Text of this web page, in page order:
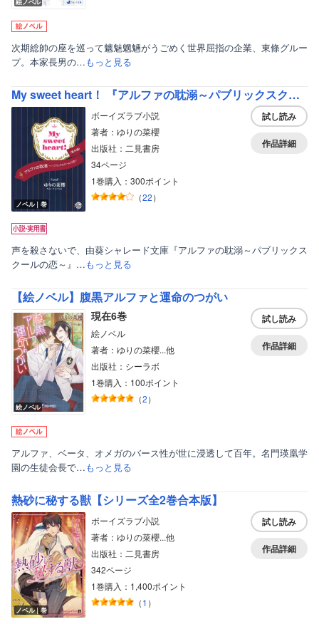
次期総帥の座を巡って魑魅魍魎がうごめく世界屈指の企業、東條グルー
プ。本家長男の…もっと見る
My sweet heart！ 『アルファの耽溺～パブリックスクールの恋～』番外編
ノベル｜巻
ボーイズラブ小説
著者：ゆりの菜櫻
出版社：二見書房
34ページ
1巻購入：300ポイント
（22）
試し読み
作品詳細
声を殺さないで、由葵シャレード文庫『アルファの耽溺～パブリックス
クールの恋～』…もっと見る
【絵ノベル】腹黒アルファと運命のつがい
絵ノベル
現在6巻
絵ノベル
著者：ゆりの菜櫻...他
出版社：シーラボ
1巻購入：100ポイント
（2）
試し読み
作品詳細
アルファ、ベータ、オメガのバース性が世に浸透して百年。名門瑛凰学
園の生徒会長で…もっと見る
熱砂に秘する獣【シリーズ全2巻合本版】
ノベル｜巻
ボーイズラブ小説
著者：ゆりの菜櫻...他
出版社：二見書房
342ページ
1巻購入：1,400ポイント
（1 ）
試し読み
作品詳細